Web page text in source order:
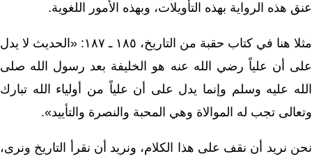
عنق هذه الرواية بهذه التأويلات، وبهذه الأمور اللغوية.
مثلا هنا في كتاب حقبة من التاريخ، ١٨٥ ـ ١٨٧: «الحديث لا يدل
على أن علياً رضي الله عنه هو الخليفة بعد رسول الله صلى
الله عليه وسلم وإنما يدل على أن علياً من أولياء الله تبارك
وتعالى تجب له الموالاة وهي المحبة والنصرة والتأييد».
نحن نريد أن نقف على هذا الكلام، ونريد أن نقرأ التاريخ ونرى،